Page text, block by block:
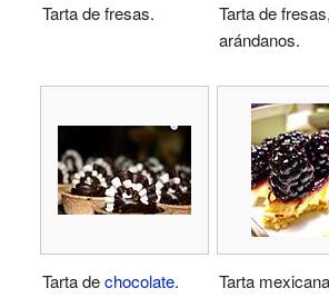
Tarta de fresas.
Tarta de
arándanos.
Tarta dechocolate.
Tarta